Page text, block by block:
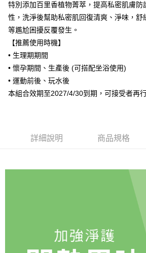
全家取貨付款（出貨後3~5天送達門市）
每筆NT$65，滿NT$599(含以上)免運費
付款後全家取貨（出貨後3~5天送達門市）
每筆NT$65，滿NT$599(含以上)免運費
7-11取貨付款（出貨後3~5天送達門市）
每筆NT$65，滿NT$599(含以上)免運費
宅配－黑貓宅急便（出貨後2~3天送達）
特別添加百里香植物菁萃，提高私密肌膚防
性，洗淨後幫助私密肌回復清爽、淨味，舒
等尷尬困擾反覆發生。
【推薦使用時機】
• 生理期期間
• 懷孕期間、生產後 (可搭配坐浴使用)
• 運動前後、玩水後
本組合效期至2027/4/30到期，可接受者再
詳細說明 商品規格